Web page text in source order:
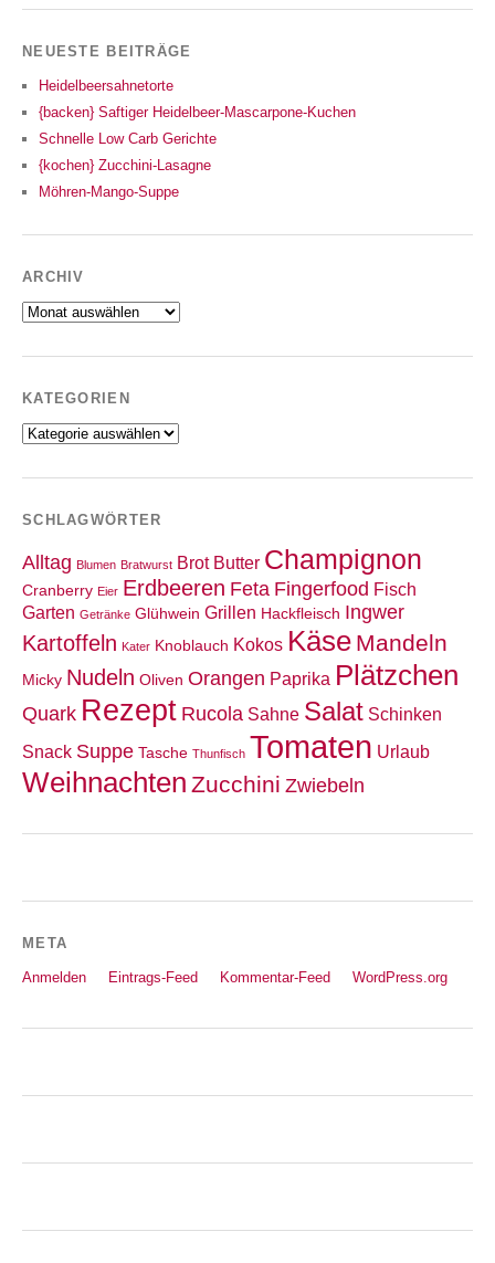
NEUESTE BEITRÄGE
Heidelbeersahnetorte
{backen} Saftiger Heidelbeer-Mascarpone-Kuchen
Schnelle Low Carb Gerichte
{kochen} Zucchini-Lasagne
Möhren-Mango-Suppe
ARCHIV
Archiv
KATEGORIEN
Kategorien
SCHLAGWÖRTER
Alltag Blumen Bratwurst Brot Butter Champignon
Cranberry Eier Erdbeeren Feta Fingerfood Fisch
Garten Getränke Glühwein Grillen Hackfleisch Ingwer
Kartoffeln Kater Knoblauch Kokos Käse Mandeln
Micky Nudeln Oliven Orangen Paprika Plätzchen
Quark Rezept Rucola Sahne Salat Schinken
Snack Suppe Tasche Thunfisch Tomaten Urlaub
Weihnachten Zucchini Zwiebeln
META
Anmelden Eintrags-Feed Kommentar-Feed WordPress.org